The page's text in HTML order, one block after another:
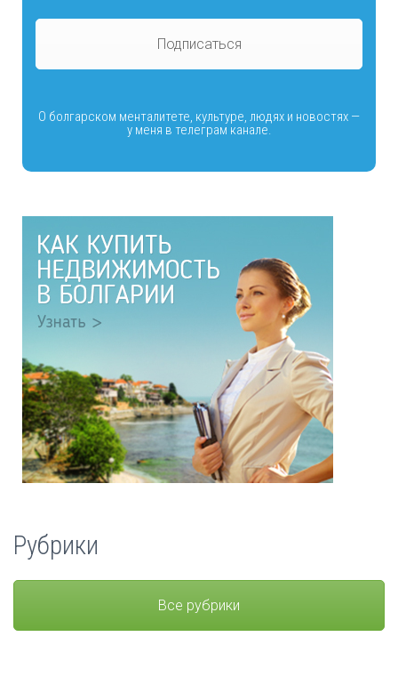
Подписаться
О болгарском менталитете, культуре, людях и новостях —
у меня в телеграм канале.
Рубрики
Все рубрики